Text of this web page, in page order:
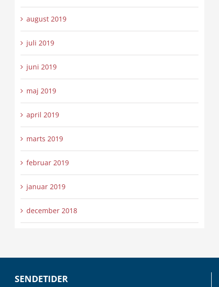
august 2019
juli 2019
juni 2019
maj 2019
april 2019
marts 2019
februar 2019
januar 2019
december 2018
SENDETIDER